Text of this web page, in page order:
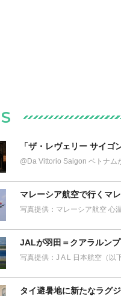
S
「ザ・レヴェリー サイ
@Da Vittorio Saigon ベトナム
マレーシア航空で行くマ
写真提供：マレーシア航空 心
JALが羽田＝クアラルン
写真提供：J A L 日本航空（以
タイ避暑地に新たなラグ